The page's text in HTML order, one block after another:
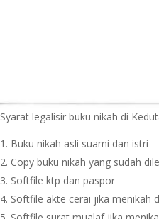
Syarat legalisir buku nikah di
Buku nikah asli suami dan istri
Copy buku nikah yang sudah
Softfile ktp dan paspor
Softfile akte cerai jika menikah